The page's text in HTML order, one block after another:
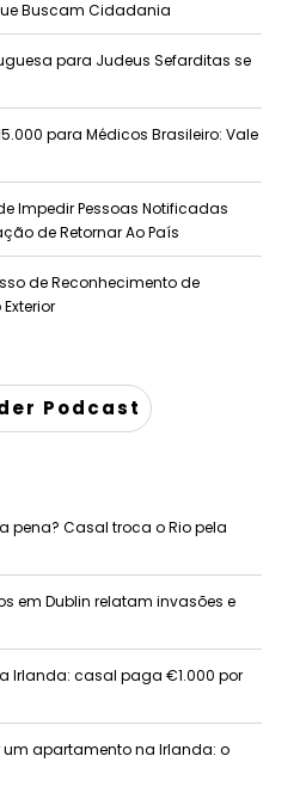
Buscam Cidadania
para Judeus Sefarditas se
para Médicos Brasileiro: Vale
Impedir Pessoas Notificadas
de Retornar Ao País
de Reconhecimento de
Podcast
pena? Casal troca o Rio pela
em Dublin relatam invasões e
Irlanda: casal paga €1.000 por
um apartamento na Irlanda: o